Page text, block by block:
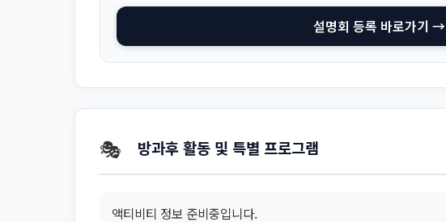
설명회 등록 바로가기 →
🎭 방과후 활동 및 특별 프로그램
액티비티 정보 준비중입니다.